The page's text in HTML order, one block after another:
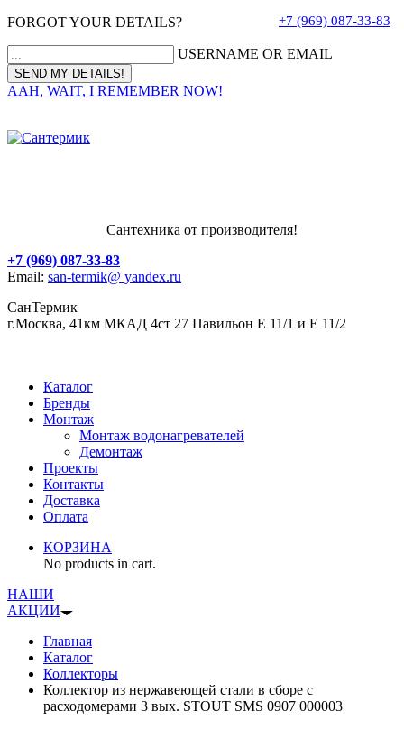
FORGOT YOUR DETAILS?
USERNAME OR EMAIL
AAH, WAIT, I REMEMBER NOW!
+7 (969) 087-33-83
Сантехника от производителя!
+7 (969) 087-33-83
Email: san-termik@ yandex.ru
СанТермик
г.Москва, 41км МКАД 4ст 27 Павильон Е 11/1 и Е 11/2
Каталог
Бренды
Монтаж
Монтаж водонагревателей
Демонтаж
Проекты
Контакты
Доставка
Оплата
КОРЗИНА
No products in cart.
НАШИ
АКЦИИ
Главная
Каталог
Коллекторы
Коллектор из нержавеющей стали в сборе с
расходомерами 3 вых. STOUT SMS 0907 000003